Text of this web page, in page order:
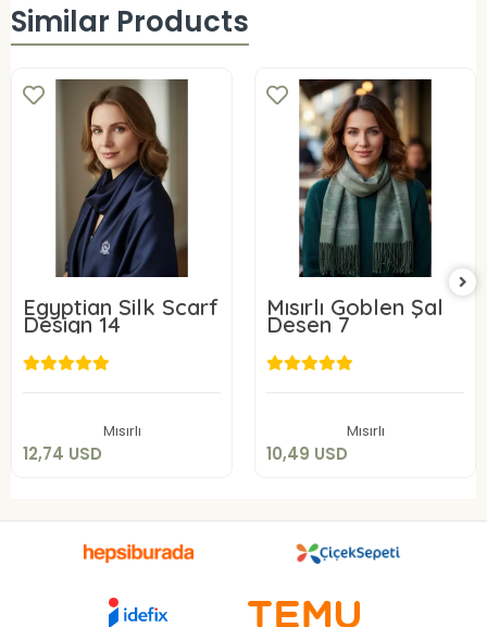
Similar Products
Egyptian Silk Scarf
Design 14
Mısırlı
12,74 USD
12,74 USD
Mısırlı Goblen Şal
Desen 7
Mısırlı
10,49 USD
10,49 USD